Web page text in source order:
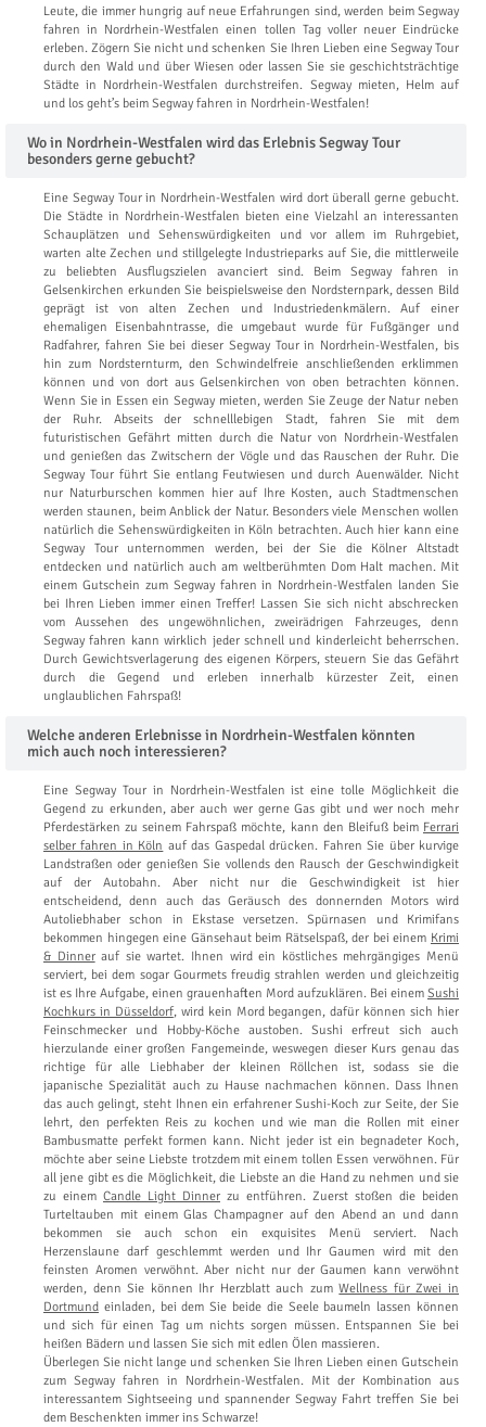
Leute, die immer hungrig auf neue Erfahrungen sind, werden beim Segway
fahren in Nordrhein-Westfalen einen tollen Tag voller neuer Eindrücke
erleben. Zögern Sie nicht und schenken Sie Ihren Lieben eine Segway Tour
durch den Wald und über Wiesen oder lassen Sie sie geschichtsträchtige
Städte in Nordrhein-Westfalen durchstreifen. Segway mieten, Helm auf
und los geht’s beim Segway fahren in Nordrhein-Westfalen!
Wo in Nordrhein-Westfalen wird das Erlebnis Segway Tour
besonders gerne gebucht?
Eine Segway Tour in Nordrhein-Westfalen wird dort überall gerne gebucht.
Die Städte in Nordrhein-Westfalen bieten eine Vielzahl an interessanten
Schauplätzen und Sehenswürdigkeiten und vor allem im Ruhrgebiet,
warten alte Zechen und stillgelegte Industrieparks auf Sie, die mittlerweile
zu beliebten Ausflugszielen avanciert sind. Beim Segway fahren in
Gelsenkirchen erkunden Sie beispielsweise den Nordsternpark, dessen Bild
geprägt ist von alten Zechen und Industriedenkmälern. Auf einer
ehemaligen Eisenbahntrasse, die umgebaut wurde für Fußgänger und
Radfahrer, fahren Sie bei dieser Segway Tour in Nordrhein-Westfalen, bis
hin zum Nordsternturm, den Schwindelfreie anschließenden erklimmen
können und von dort aus Gelsenkirchen von oben betrachten können.
Wenn Sie in Essen ein Segway mieten, werden Sie Zeuge der Natur neben
der Ruhr. Abseits der schnelllebigen Stadt, fahren Sie mit dem
futuristischen Gefährt mitten durch die Natur von Nordrhein-Westfalen
und genießen das Zwitschern der Vögle und das Rauschen der Ruhr. Die
Segway Tour führt Sie entlang Feutwiesen und durch Auenwälder. Nicht
nur Naturburschen kommen hier auf Ihre Kosten, auch Stadtmenschen
werden staunen, beim Anblick der Natur. Besonders viele Menschen wollen
natürlich die Sehenswürdigkeiten in Köln betrachten. Auch hier kann eine
Segway Tour unternommen werden, bei der Sie die Kölner Altstadt
entdecken und natürlich auch am weltberühmten Dom Halt machen. Mit
einem Gutschein zum Segway fahren in Nordrhein-Westfalen landen Sie
bei Ihren Lieben immer einen Treffer! Lassen Sie sich nicht abschrecken
vom Aussehen des ungewöhnlichen, zweirädrigen Fahrzeuges, denn
Segway fahren kann wirklich jeder schnell und kinderleicht beherrschen.
Durch Gewichtsverlagerung des eigenen Körpers, steuern Sie das Gefährt
durch die Gegend und erleben innerhalb kürzester Zeit, einen
unglaublichen Fahrspaß!
Welche anderen Erlebnisse in Nordrhein-Westfalen könnten
mich auch noch interessieren?
Eine Segway Tour in Nordrhein-Westfalen ist eine tolle Möglichkeit die
Gegend zu erkunden, aber auch wer gerne Gas gibt und wer noch mehr
Pferdestärken zu seinem Fahrspaß möchte, kann den Bleifuß beim Ferrari
selber fahren in Köln auf das Gaspedal drücken. Fahren Sie über kurvige
Landstraßen oder genießen Sie vollends den Rausch der Geschwindigkeit
auf der Autobahn. Aber nicht nur die Geschwindigkeit ist hier
entscheidend, denn auch das Geräusch des donnernden Motors wird
Autoliebhaber schon in Ekstase versetzen. Spürnasen und Krimifans
bekommen hingegen eine Gänsehaut beim Rätselspaß, der bei einem Krimi
& Dinnerauf sie wartet. Ihnen wird ein köstliches mehrgängiges Menü
serviert, bei dem sogar Gourmets freudig strahlen werden und gleichzeitig
ist es Ihre Aufgabe, einen grauenhaften Mord aufzuklären. Bei einem Sushi
Kochkurs in Düsseldorf, wird kein Mord begangen, dafür können sich hier
Feinschmecker und Hobby-Köche austoben. Sushi erfreut sich auch
hierzulande einer großen Fangemeinde, weswegen dieser Kurs genau das
richtige für alle Liebhaber der kleinen Röllchen ist, sodass sie die
japanische Spezialität auch zu Hause nachmachen können. Dass Ihnen
das auch gelingt, steht Ihnen ein erfahrener Sushi-Koch zur Seite, der Sie
lehrt, den perfekten Reis zu kochen und wie man die Rollen mit einer
Bambusmatte perfekt formen kann. Nicht jeder ist ein begnadeter Koch,
möchte aber seine Liebste trotzdem mit einem tollen Essen verwöhnen. Für
all jene gibt es die Möglichkeit, die Liebste an die Hand zu nehmen und sie
zu einem Candle Light Dinner zu entführen. Zuerst stoßen die beiden
Turteltauben mit einem Glas Champagner auf den Abend an und dann
bekommen sie auch schon ein exquisites Menü serviert. Nach
Herzenslaune darf geschlemmt werden und Ihr Gaumen wird mit den
feinsten Aromen verwöhnt. Aber nicht nur der Gaumen kann verwöhnt
werden, denn Sie können Ihr Herzblatt auch zumWellness für Zwei in
Dortmund einladen, bei dem Sie beide die Seele baumeln lassen können
und sich für einen Tag um nichts sorgen müssen. Entspannen Sie bei
heißen Bädern und lassen Sie sich mit edlen Ölen massieren.
Überlegen Sie nicht lange und schenken Sie Ihren Lieben einen Gutschein
zum Segway fahren in Nordrhein-Westfalen. Mit der Kombination aus
interessantem Sightseeing und spannender Segway Fahrt treffen Sie bei
dem Beschenkten immer ins Schwarze!